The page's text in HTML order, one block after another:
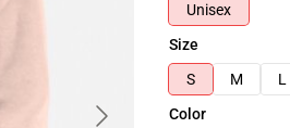
Unisex
Size
S
M L
Color